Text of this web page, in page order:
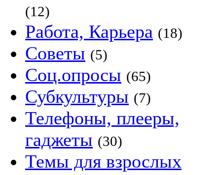
(12)
Работа, Карьера (18)
Советы (5)
Соц.опросы (65)
Субкультуры (7)
Телефоны, плееры,
гаджеты (30)
Темы для взрослых